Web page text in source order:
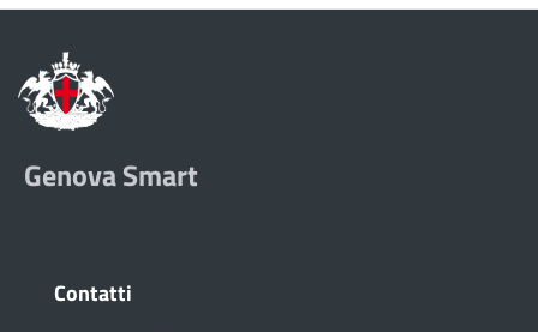
Genova Smart
Contatti